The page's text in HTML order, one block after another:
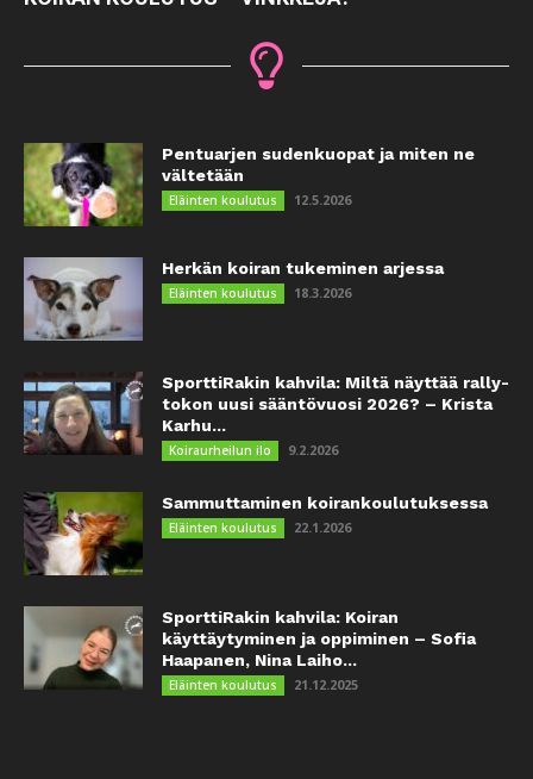
Pentuarjen sudenkuopat ja miten ne
vältetään
Eläinten koulutus 12.5.2026
Herkän koiran tukeminen arjessa
Eläinten koulutus 18.3.2026
SporttiRakin kahvila: Miltä näyttää rally-
tokon uusi sääntövuosi 2026? – Krista
Karhu...
Koiraurheilun ilo 9.2.2026
Sammuttaminen koirankoulutuksessa
Eläinten koulutus 22.1.2026
SporttiRakin kahvila: Koiran
käyttäytyminen ja oppiminen – Sofia
Haapanen, Nina Laiho...
Eläinten koulutus 21.12.2025